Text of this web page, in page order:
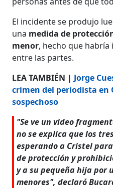
El incidente se produjo
una medida de
menor, hecho que
entre las partes.
LEA TAMBIÉN | Jorge
crimen del periodista en
sospechoso
"Se ve un video
no se explica que los
esperando a Cristel
de protección y
y a su pequeña hija por
menores", declaró